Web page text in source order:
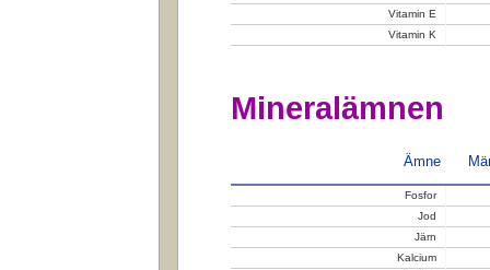
Vitamin E
Vitamin K
Mineralämnen
Ämne
Fosfor
Jod
Järn
Kalcium